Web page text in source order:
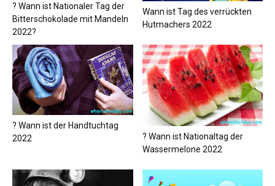
? Wann ist Nationaler Tag der
Bitterschokolade mit Mandeln
2022?
Wann ist Tag des verrückten
Hutmachers 2022
? Wann ist der Handtuchtag
2022
? Wann ist Nationaltag der
Wassermelone 2022